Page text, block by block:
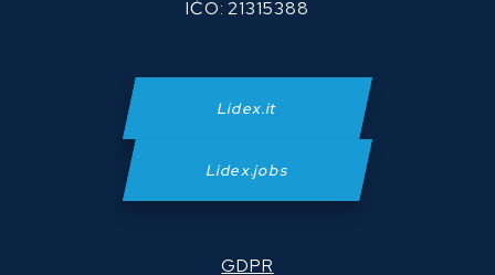
IČO: 21315388
Lidex.it
Lidex.jobs
GDPR